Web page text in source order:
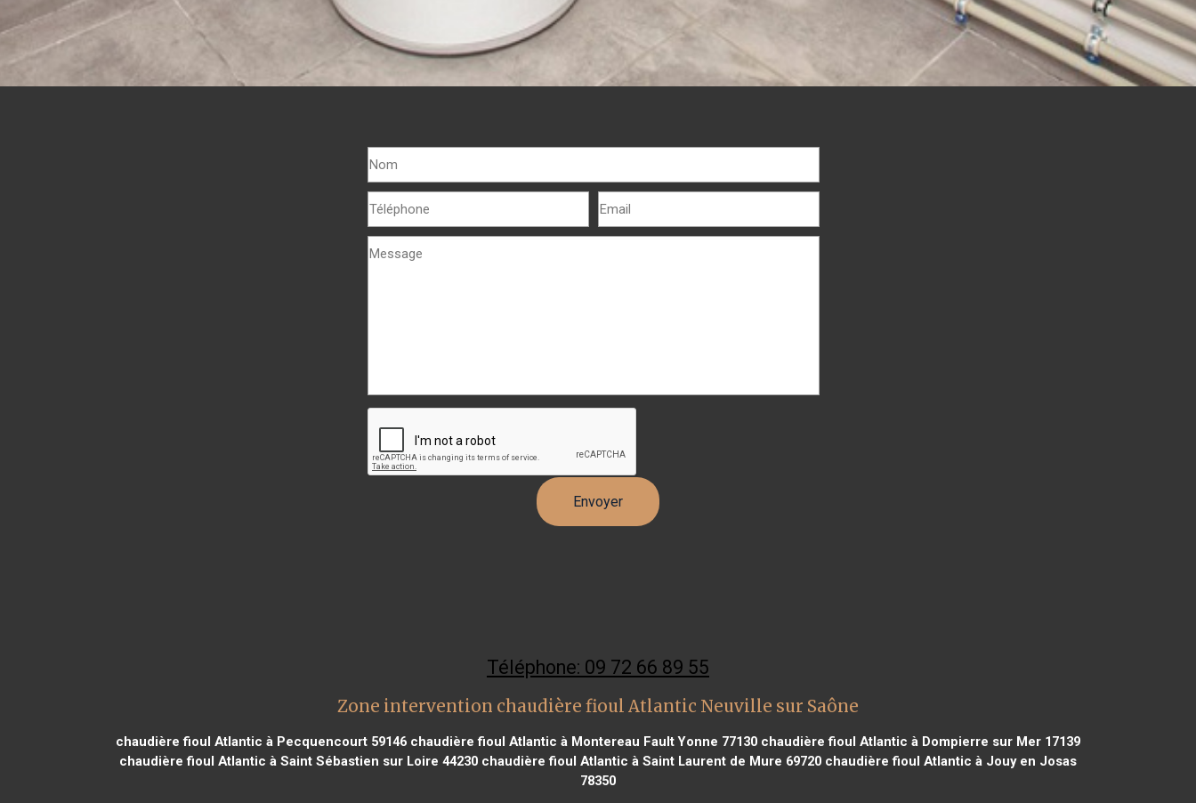
Téléphone: 09 72 66 89 55
Zone intervention chaudière fioul Atlantic Neuville sur Saône
chaudière fioul Atlantic à Pecquencourt 59146 chaudière fioul Atlantic à Montereau Fault Yonne 77130 chaudière fioul Atlantic à Dompierre sur Mer 17139
chaudière fioul Atlantic à Saint Sébastien sur Loire 44230 chaudière fioul Atlantic à Saint Laurent de Mure 69720 chaudière fioul Atlantic à Jouy en Josas
78350